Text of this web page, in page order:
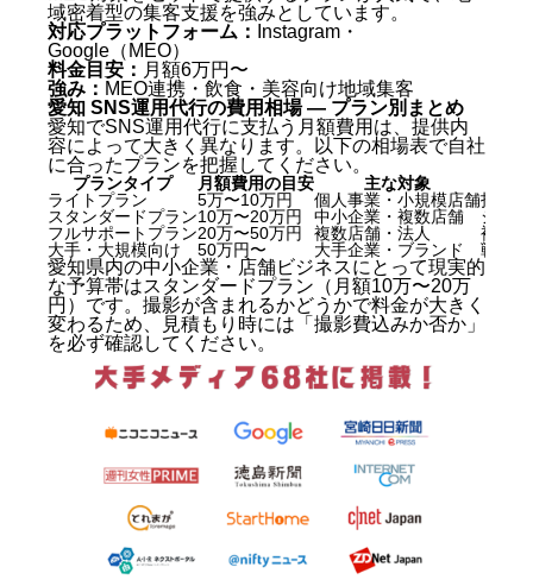
域密着型の集客支援を強みとしています。
対応プラットフォーム：
Instagram・
Google（MEO）
料金目安： 月額6万円〜
強み： MEO連携・飲食・美容向け地域集客
愛知 SNS運用代行の費用相場 — プラン別まとめ
愛知でSNS運用代行に支払う月額費用は、提供内
容によって大きく異なります。以下の相場表で自社
に合ったプランを把握してください。
プランタイプ 月額費用の目安
主な対象
ライトプラン
5万〜10万円 個人事業・小規模店舗投稿
スタンダードプラン10万〜20万円 中小企業・複数店舗
ショ
フルサポートプラン20万〜50万円 複数店舗・法人
複数
大手・大規模向け
50万円〜 大手企業・ブランド 戦略
愛知県内の中小企業・店舗ビジネスにとって現実的
な予算帯はスタンダードプラン（月額10万〜20万
円）です。撮影が含まれるかどうかで料金が大きく
変わるため、見積もり時には「撮影費込みか否か」
を必ず確認してください。
愛知 SNS運用代行とは何か — 30秒でわかる基礎知識
愛知のSNS市場の現状
愛知 SNS運用代行を選ぶ前に確認すべき5つの
KBF（比較軸）
愛知 SNS運用代行おすすめ7社比較【2026年最新版】
1. 株式会社キングプロテア
2. 株式会社トリドリ（名古屋）
3. 株式会社TORIHADA（名古屋オフィス）
4. 株式会社サムライ（名古屋）
5. 株式会社アイム（名古屋）
6. 株式会社ジェネシスコミュニケーションズ（名古
7. 株式会社ライズ（名古屋）
愛知 SNS運用代行の費用相場 — プラン別まとめ
愛知でSNS運用代行に失敗する3つのパターンと対策